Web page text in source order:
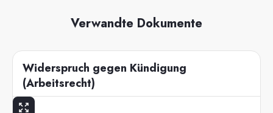
Verwandte Dokumente
Widerspruch gegen Kündigung
(Arbeitsrecht)